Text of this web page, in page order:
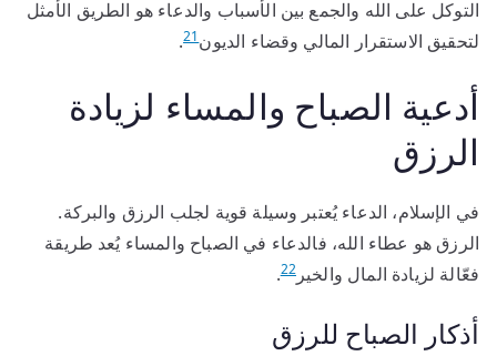
التوكل على الله والجمع بين الأسباب والدعاء هو الطريق الأمثل
لتحقيق الاستقرار المالي وقضاء الديون21
.
أدعية الصباح والمساء لزيادة
الرزق
في الإسلام، الدعاء يُعتبر وسيلة قوية لجلب الرزق والبركة.
الرزق هو عطاء الله، فالدعاء في الصباح والمساء يُعد طريقة
فعّالة لزيادة المال والخير 22
.
أذكار الصباح للرزق